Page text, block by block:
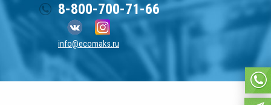
8-800-700-71-66
info@ecomaks.ru